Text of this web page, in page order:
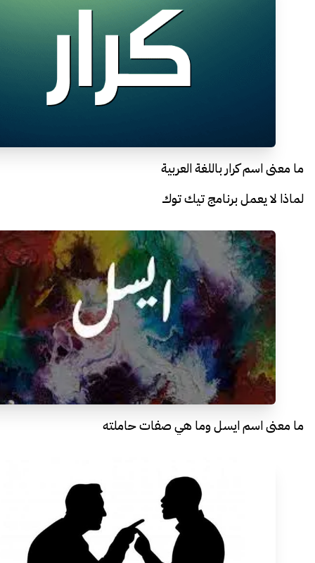
ما معنى اسم كرار باللغة العربية
لماذا لا يعمل برنامج تيك توك
ما معنى اسم ايسل وما هي صفات حاملته